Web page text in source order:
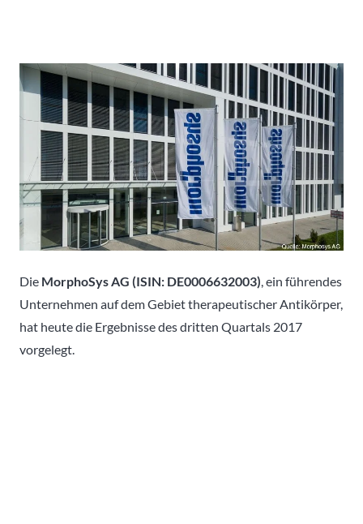
Die MorphoSys AG (ISIN: DE0006632003), ein führendes
Unternehmen auf dem Gebiet therapeutischer Antikörper,
hat heute die Ergebnisse des dritten Quartals 2017
vorgelegt.